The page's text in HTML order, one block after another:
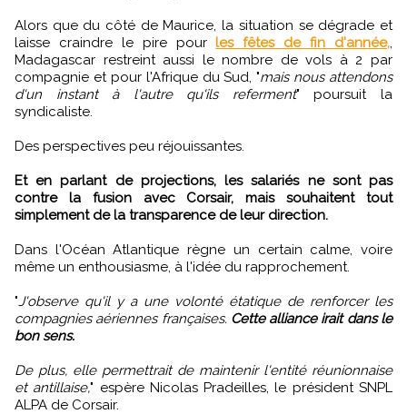
Alors que du côté de Maurice, la situation se dégrade et
laisse craindre le pire pour les fêtes de fin d'année,
Madagascar restreint aussi le nombre de vols à 2 par
compagnie et pour l'Afrique du Sud, "mais nous attendons
d'un instant à l'autre qu'ils referment" poursuit la
syndicaliste.
Des perspectives peu réjouissantes.
Et en parlant de projections, les salariés ne sont pas
contre la fusion avec Corsair, mais souhaitent tout
simplement de la transparence de leur direction.
Dans l'Océan Atlantique règne un certain calme, voire
même un enthousiasme, à l'idée du rapprochement.
" J'observe qu'il y a une volonté étatique de renforcer les
compagnies aériennes françaises. Cette alliance irait dans le
bon sens.
De plus, elle permettrait de maintenir l'entité réunionnaise
et antillaise," espère Nicolas Pradeilles, le président SNPL
ALPA de Corsair.